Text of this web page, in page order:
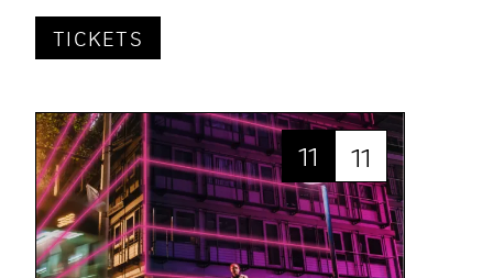
TICKETS
11 11